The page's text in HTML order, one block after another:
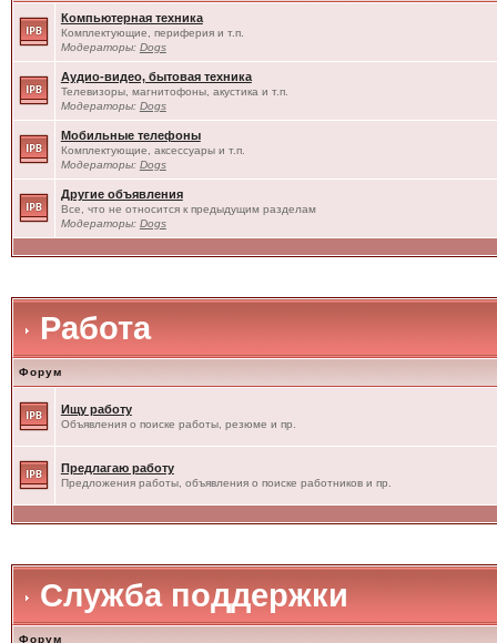
Компьютерная техника
Комплектующие, периферия и т.п.
Модераторы: Dogs
Аудио-видео, бытовая техника
Телевизоры, магнитофоны, акустика и т.п.
Модераторы: Dogs
Мобильные телефоны
Комплектующие, аксессуары и т.п.
Модераторы: Dogs
Другие объявления
Все, что не относится к предыдущим разделам
Модераторы: Dogs
Работа
Форум
Ищу работу
Объявления о поиске работы, резюме и пр.
Предлагаю работу
Предложения работы, объявления о поиске работников и пр.
Служба поддержки
Форум